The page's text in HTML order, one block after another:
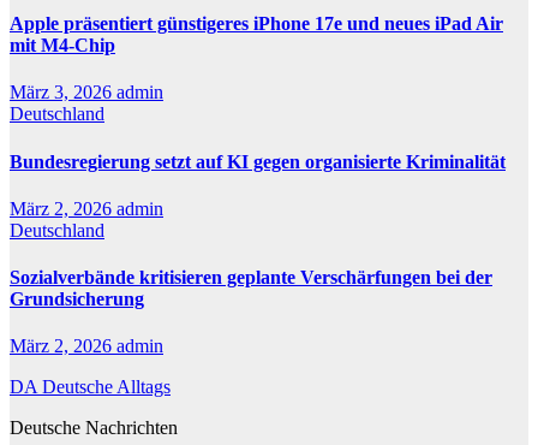
Apple präsentiert günstigeres iPhone 17e und neues iPad Air
mit M4-Chip
März 3, 2026 admin
Deutschland
Bundesregierung setzt auf KI gegen organisierte Kriminalität
März 2, 2026 admin
Deutschland
Sozialverbände kritisieren geplante Verschärfungen bei der
Grundsicherung
März 2, 2026 admin
DA Deutsche Alltags
Deutsche Nachrichten